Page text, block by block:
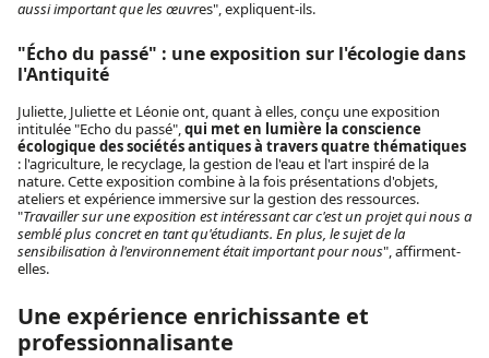
aussi important que les œuvres", expliquent-ils.
"Écho du passé" : une exposition sur l'écologie dans
l'Antiquité
Juliette, Juliette et Léonie ont, quant à elles, conçu une exposition
intitulée "Echo du passé",qui met en lumière la conscience
écologique des sociétés antiques à travers quatre thématiques
: l'agriculture, le recyclage, la gestion de l'eau et l'art inspiré de la
nature. Cette exposition combine à la fois présentations d'objets,
ateliers et expérience immersive sur la gestion des ressources.
"Travailler sur une exposition est intéressant car c'est un projet qui nous a
semblé plus concret en tant qu'étudiants. En plus, le sujet de la
sensibilisation à l'environnement était important pour nous", affirment-
elles.
Une expérience enrichissante et
professionnalisante